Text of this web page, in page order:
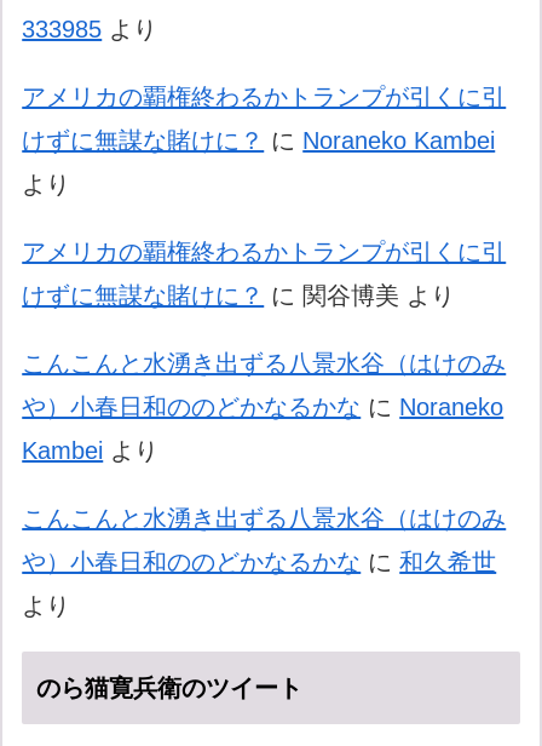
333985 より
アメリカの覇権終わるかトランプが引くに引
けずに無謀な賭けに？ に Noraneko Kambei
より
アメリカの覇権終わるかトランプが引くに引
けずに無謀な賭けに？ に 関谷博美 より
こんこんと水湧き出ずる八景水谷（はけのみ
や）小春日和ののどかなるかな に Noraneko
Kambei より
こんこんと水湧き出ずる八景水谷（はけのみ
や）小春日和ののどかなるかな に和久希世
より
のら猫寛兵衛のツイート